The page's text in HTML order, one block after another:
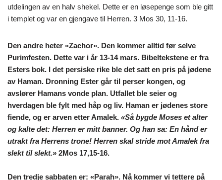
utdelingen av en halv shekel. Dette er en løsepenge som ble gitt
i templet og var en gjengave til Herren. 3 Mos 30, 11-16.
Den andre heter «Zachor». Den kommer alltid før selve
Purimfesten. Dette var i år 13-14 mars. Bibeltekstene er fra
Esters bok. I det persiske rike ble det satt en pris på jødene
av Haman. Dronning Ester går til perser kongen, og
avslører Hamans vonde plan. Utfallet ble seier og
hverdagen ble fylt med håp og liv. Haman er jødenes store
fiende, og er arven etter Amalek. «Så bygde Moses et alter
og kalte det: Herren er mitt banner. Og han sa: En hånd er
utrakt fra Herrens trone! Herren skal stride mot Amalek fra
slekt til slekt.» 2Mos 17,15-16.
Den tredje sabbaten er: «Parah». Nå kommer vi tettere på